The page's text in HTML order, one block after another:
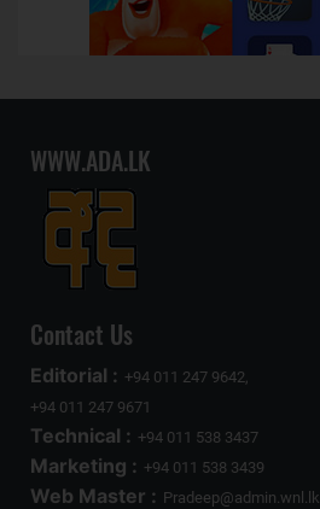
WWW.ADA.LK
Contact Us
Editorial : +94 011 247 9642,
+94 011 247 9671
Technical : +94 011 538 3437
Marketing : +94 011 538 3439
Web Master : Pradeep@admin.wnl.lk